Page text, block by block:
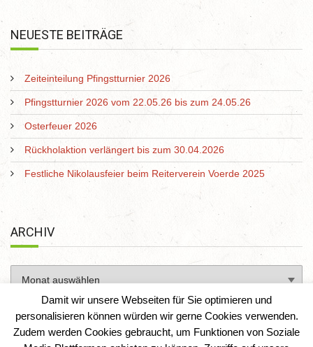
NEUESTE BEITRÄGE
Zeiteinteilung Pfingstturnier 2026
Pfingstturnier 2026 vom 22.05.26 bis zum 24.05.26
Osterfeuer 2026
Rückholaktion verlängert bis zum 30.04.2026
Festliche Nikolausfeier beim Reiterverein Voerde 2025
ARCHIV
Damit wir unsere Webseiten für Sie optimieren und
personalisieren können würden wir gerne Cookies verwenden.
Zudem werden Cookies gebraucht, um Funktionen von Soziale